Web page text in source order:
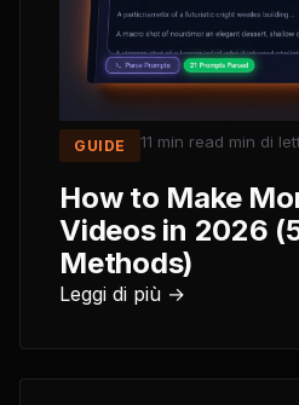
GUIDE 11 min read min di
How to Make
Videos in 2026
Methods)
Leggi di più →